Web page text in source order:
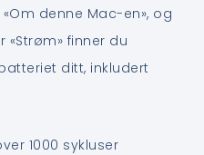
denne Mac-en», og
«Strøm» finner du
ditt, inkludert
1000 sykluser